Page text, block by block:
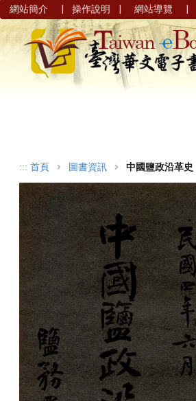
網站簡介 | 操作說明 | 網站導覽 |
::: 首頁 圖書資訊 中國鹽政沿革史